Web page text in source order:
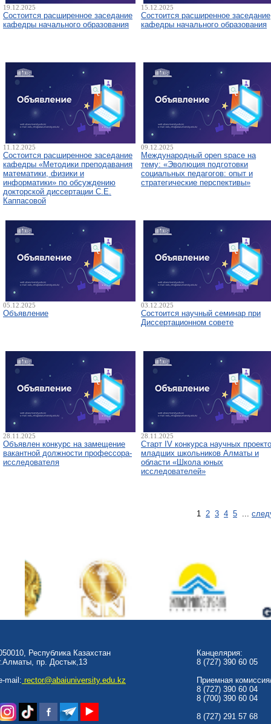
19.12.2025
Состоится расширенное заседание
кафедры начального образования
15.12.2025
Состоится расширенное заседание
кафедры начального образования
11.12.2025
Состоится расширенное заседание
кафедры «Методики преподавания
математики, физики и
информатики» по обсуждению
докторской диссертации С.Е.
Каппасовой
09.12.2025
Международный open space на
тему: «Эволюция подготовки
социальных педагогов: опыт и
стратегические перспективы»
05.12.2025
Объявление
03.12.2025
Состоится научный семинар при
Диссертационном совете
28.11.2025
Объявлен конкурс на замещение
вакантной должности профессора-
исследователя
28.11.2025
Старт IV конкурса научных
младших школьников Алматы и
области «Школа юных
исследователей»
1 2 3 4 5 ...
Республика Казахстан
пр. Достык,13
mail: rector@abaiuniversity.edu.kz
Канцелярия:
8 (727) 390 60 05
Приемная
8 (727) 390 60 04
8 (700) 390 60 04
8 (727) 291 57 68